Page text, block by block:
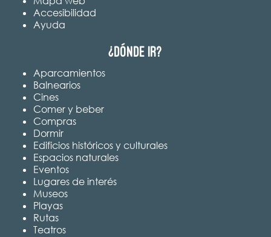
Accesibilidad
Ayuda
¿Dónde ir?
Aparcamientos
Balnearios
Cines
Comer y beber
Compras
Dormir
Edificios históricos y culturales
Espacios naturales
Eventos
Lugares de interés
Museos
Playas
Rutas
Teatros